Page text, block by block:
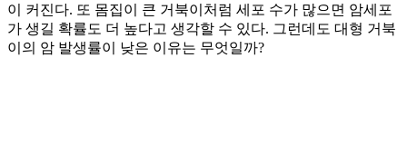
이 커진다. 또 몸집이 큰 거북이처럼 세포 수가 많으면 암세포
가 생길 확률도 더 높다고 생각할 수 있다. 그런데도 대형 거북
이의 암 발생률이 낮은 이유는 무엇일까?